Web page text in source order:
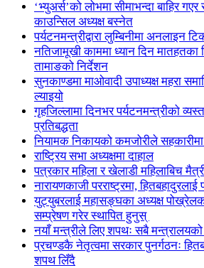
‘भ्युअर्स’को लोभमा सीमाभन्दा बाहिर
काउन्सिल अध्यक्ष बस्नेत
पर्यटनमन्त्रीद्वारा लुम्बिनीमा अनलाइन
नतिजामूखी काममा ध्यान दिन मातहतका
तामाङको निर्देशन
सुनकाण्डमा मा‌ओवादी उपाध्यक्ष महरा
ल्याइयो
गृहजिल्लामा दिनभर पर्यटनमन्त्रीको
प्रतिबद्धता
नियामक निकायको कमजोरीले सहकारीमा
राष्ट्रिय सभा अध्यक्षमा दाहाल
पत्रकार महिला र खेलाडी महिलाबिच
नारायणकाजी परराष्ट्रमा, हितबहादुरलाई
युट्युबरलाई महासङ्घका अध्यक्ष
सम्प्रेषण गरेर स्थापित हुनुस्
नयाँ मन्त्रीले लिए शपथः सबै
प्रचण्डकै नेतृत्वमा सरकार पुनर्गठनः
शपथ लिँदै